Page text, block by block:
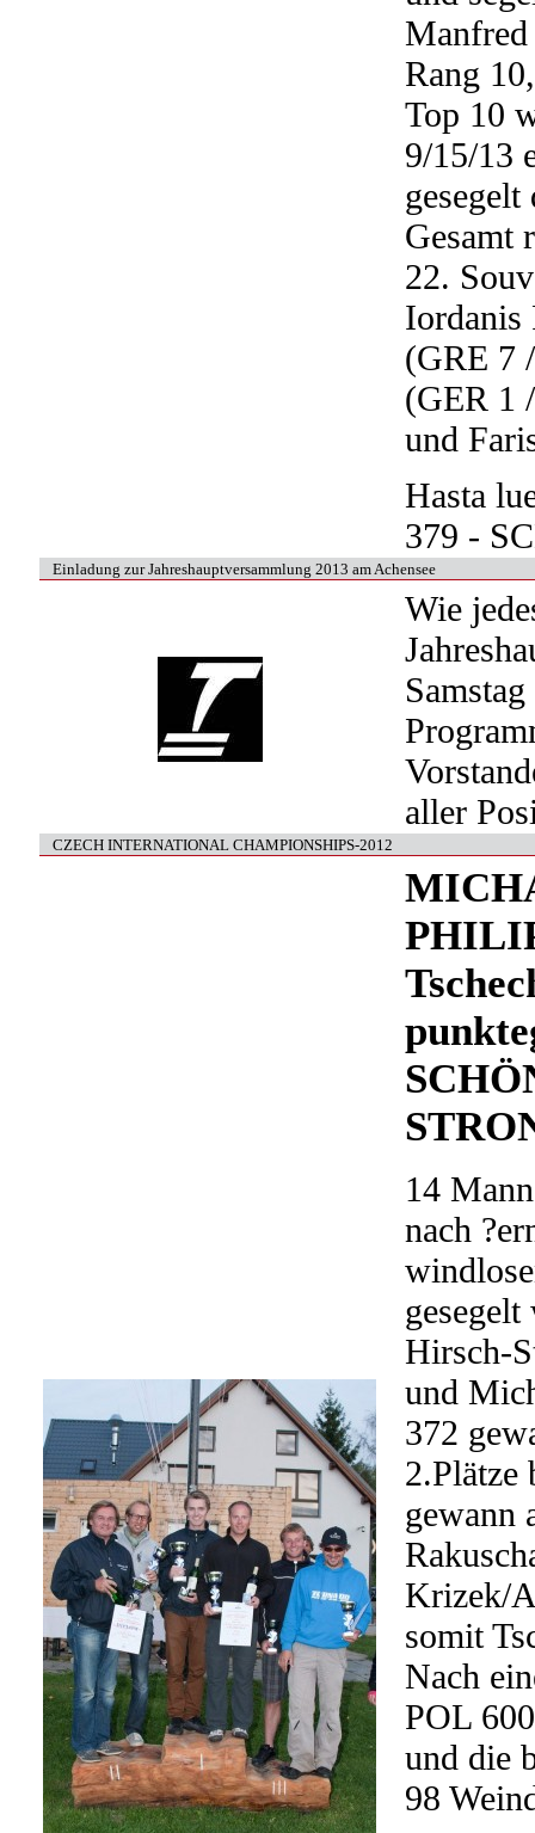
Manfred
Rang
Top 10
9/15/13
Gesamt
22.
Iordanis
(GRE 7
(GER 1
und
Hasta
379 -
Einladung zur Jahreshauptversammlung 2013 am Achensee
Wie
aller
CZECH INTERNATIONAL CHAMPIONSHIPS-2012
14
nach
Hirsch-
und
372
2.Plätze
gewann
Krizek/
somit
Nach
POL
und die
98